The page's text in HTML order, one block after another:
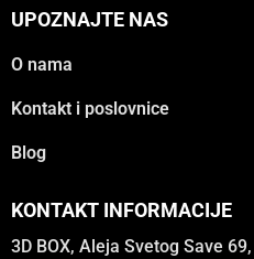
UPOZNAJTE NAS
O nama
Kontakt i poslovnice
Blog
KONTAKT INFORMACIJE
3D BOX, Aleja Svetog Save